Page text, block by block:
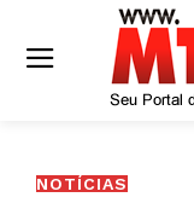
NOTÍCIAS